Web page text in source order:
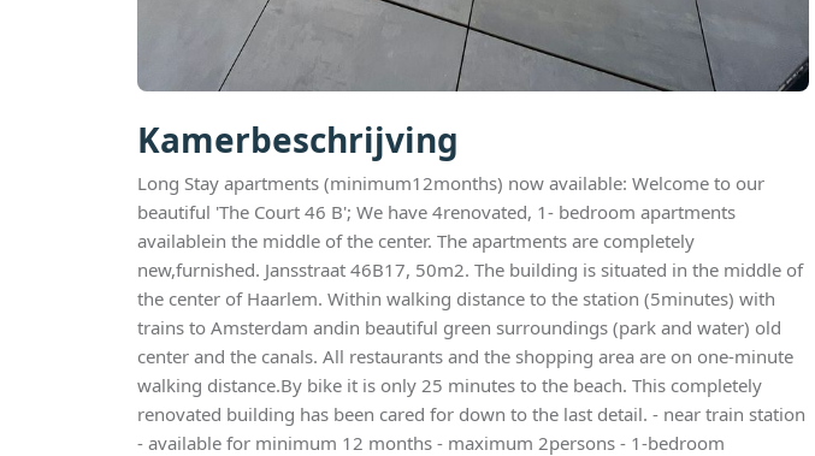
Kamerbeschrijving
Long Stay apartments (minimum12months) now available: Welcome to our
beautiful 'The Court 46 B'; We have 4renovated, 1- bedroom apartments
availablein the middle of the center. The apartments are completely
new,furnished. Jansstraat 46B17, 50m2. The building is situated in the middle of
the center of Haarlem. Within walking distance to the station (5minutes) with
trains to Amsterdam andin beautiful green surroundings (park and water) old
center and the canals. All restaurants and the shopping area are on one-minute
walking distance.By bike it is only 25 minutes to the beach. This completely
renovated building has been cared for down to the last detail. - near train station
- available for minimum 12 months - maximum 2persons - 1-bedroom